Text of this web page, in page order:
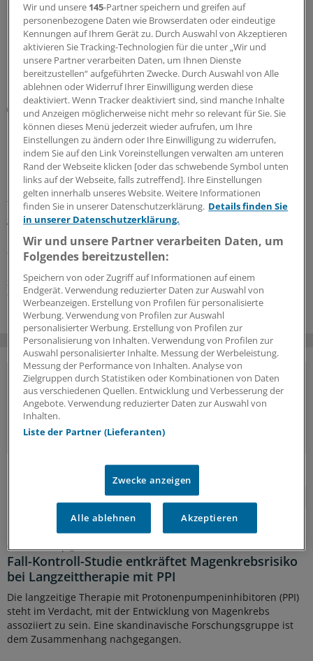
CLDN18.2+, HER2− Adenokarzinom des
Magens/gastroösophagealen Übergangs
Mit optimiertem Therapiemanagement den
Behandlungserfolg mit Zolbetuximab
unterstützen
Die Behandlung des Claudin-18.2-positiven,
fortgeschrittenen Adenokarzinoms des Magens und des
gastroösophagealen Übergangs (AEG) mit dem
monoklonalen Antikörper Zolbetuximab war in den
zulassungsrelevanten Phase-III-Studien SPOTLIGHT und
GLOW im Vergleich zu Placebo ...
Sonderbericht |Mit freundlicher Unterstützung von: Astellas Pharma
GmbH, München
« 1
08.07.2026 |
Fall-Kontroll-Studie entkräftet Magenkrebsrisiko
bei Langzeittherapie mit PPI
Die langzeitige Therapie mit Protonenpumpeninhibitoren (PPI)
steht im Verdacht, mit der Entwicklung von Magenkrebs
assoziiert zu sein. Eine skandinavische Forschungsgruppe ist
dem Zusammenhang nachgegangen.
Wir und unsere 145-Partner speichern und greifen auf
personenbezogene Daten wie Browserdaten oder eindeutige
Kennungen auf Ihrem Gerät zu. Durch Auswahl von Akzeptieren
aktivieren Sie Tracking-Technologien für die unter „Wir und
unsere Partner verarbeiten Daten, um Ihnen Dienste
bereitzustellen“ aufgeführten Zwecke. Durch Auswahl von Alle
ablehnen oder Widerruf Ihrer Einwilligung werden diese
deaktiviert. Wenn Tracker deaktiviert sind, sind manche Inhalte
und Anzeigen möglicherweise nicht mehr so relevant für Sie. Sie
können dieses Menü jederzeit wieder aufrufen, um Ihre
Einstellungen zu ändern oder Ihre Einwilligung zu widerrufen,
indem Sie auf den Link Voreinstellungen verwalten am unteren
Rand der Webseite klicken [oder das schwebende Symbol unten
links auf der Webseite, falls zutreffend]. Ihre Einstellungen
gelten innerhalb unseres Website. Weitere Informationen
finden Sie in unserer Datenschutzerklärung. Details finden Sie
in unserer Datenschutzerklärung.
Wir und unsere Partner verarbeiten Daten, um
Folgendes bereitzustellen:
Speichern von oder Zugriff auf Informationen auf einem
Endgerät. Verwendung reduzierter Daten zur Auswahl von
Werbeanzeigen. Erstellung von Profilen für personalisierte
Werbung. Verwendung von Profilen zur Auswahl
personalisierter Werbung. Erstellung von Profilen zur
Personalisierung von Inhalten. Verwendung von Profilen zur
Auswahl personalisierter Inhalte. Messung der Werbeleistung.
Messung der Performance von Inhalten. Analyse von
Zielgruppen durch Statistiken oder Kombinationen von Daten
aus verschiedenen Quellen. Entwicklung und Verbesserung der
Angebote. Verwendung reduzierter Daten zur Auswahl von
Inhalten.
Liste der Partner (Lieferanten)
Zwecke anzeigen
Alle ablehnen Akzeptieren